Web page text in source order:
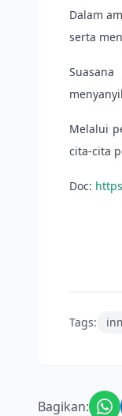
Dalam
serta
Melalui
cita-cita
Doc:
Tags:
Bagikan: